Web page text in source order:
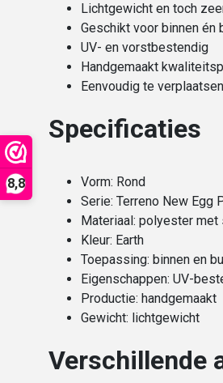
8,8
Lichtgewicht en toch
Geschikt voor binnen én
UV- en vorstbestendig
Handgemaakt
Eenvoudig te verplaatsen
Specificaties
Vorm: Rond
Serie: Terreno New Egg
Materiaal: polyester
Kleur: Earth
Toepassing: binnen en
Eigenschappen: UV-
Productie: handgemaakt
Gewicht: lichtgewicht
Verschillende